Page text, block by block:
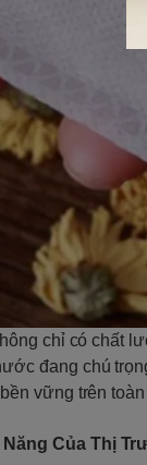
chỉ có chất
đang chú
vững trên toàn
Của Thị